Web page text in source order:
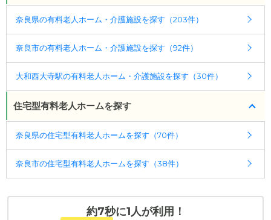
す。詳しくはこちら。
・経験豊富な入居相談員が完全無料で施設探しをサ
ポート
入居相談： 0120-579-721（無料）
受付時間：10：00～19：00
・全国10000件の介護施設情報を掲載
幅広い選択肢の中から、条件にあった施設を選ぶ
ことができます。
・こだわりの条件や医療体制から施設を探せる
「夫婦入居可」の施設、「看取り可」の施設など、
「宝来」下車。徒歩13
■第二阪奈道路「宝来IC」から車で3分
奈良県の有料老人ホーム・介護施設を探す（203件）
奈良市の有料老人ホーム・介護施設を探す（92件）
大和西大寺駅の有料老人ホーム・介護施設を探す（30件）
住宅型有料老人ホームを探す
奈良県の住宅型有料老人ホームを探す（70件）
奈良市の住宅型有料老人ホームを探す（38件）
約7秒に1人が利用！